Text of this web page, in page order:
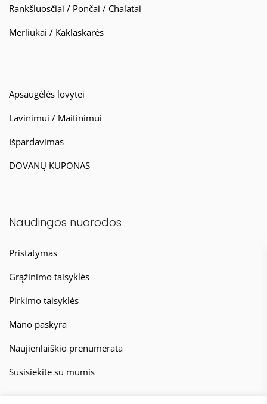
Rankšluosčiai / Pončai / Chalatai
Merliukai / Kaklaskarės
Apsaugėlės lovytei
Lavinimui / Maitinimui
Išpardavimas
DOVANŲ KUPONAS
Naudingos nuorodos
Pristatymas
Grąžinimo taisyklės
Pirkimo taisyklės
Mano paskyra
Naujienlaiškio prenumerata
Susisiekite su mumis